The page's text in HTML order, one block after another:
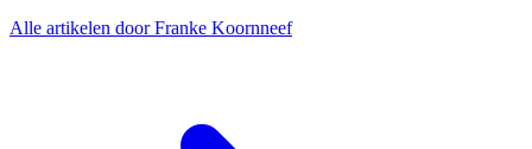
Alle artikelen door Franke Koornneef